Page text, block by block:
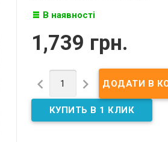
В наявності
1,739 грн.
 